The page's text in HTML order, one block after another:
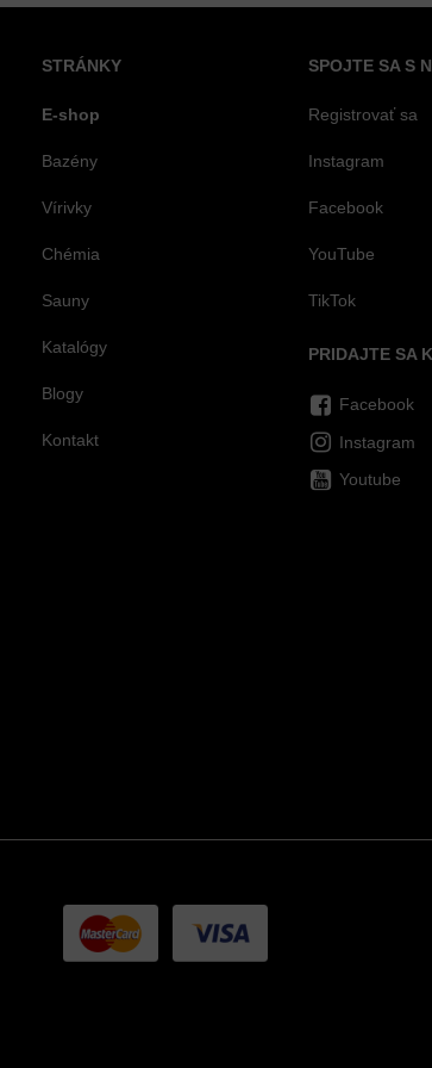
STRÁNKY
E-shop
Bazény
Vírivky
Chémia
Sauny
Katalógy
Blogy
Kontakt
SPOJTE SA S
Registrovať sa
Instagram
Facebook
YouTube
TikTok
PRIDAJTE SA
Facebook
Instagram
Youtube